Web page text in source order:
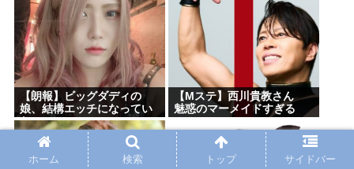
【朗報】ビッグダディの
娘、結構エッチになってい
た
【Mステ】西川貴教さん
魅惑のマーメイドすぎる
ホーム 検索 トップ サイドバー